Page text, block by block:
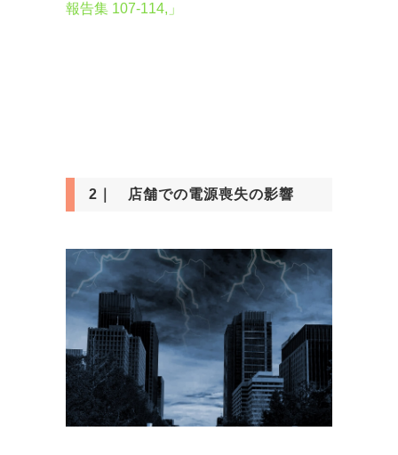
報告集 107-114,」
2｜ 店舗での電源喪失の影響